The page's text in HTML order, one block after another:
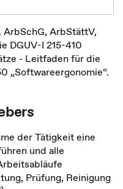
ArbSchG, ArbStättV,
DGUV-I 215-410
- Leitfaden für die
„Softwareergonomie“.
der Tätigkeit eine
und alle
Prüfung, Reinigung